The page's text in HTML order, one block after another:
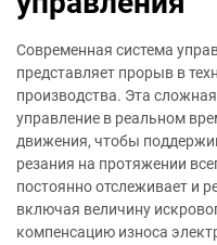
Современная система
представляет прорыв в
производства. Эта
управление в реальном
движения, чтобы
резания на протяжении
постоянно отслеживает и
включая величину
компенсацию износа